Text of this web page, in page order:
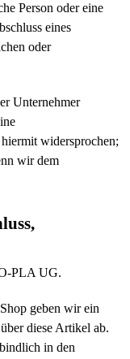
Person oder eine
eines
oder
Unternehmer
widersprochen;
wir dem
PLA UG.
geben wir ein
diese Artikel ab.
in den